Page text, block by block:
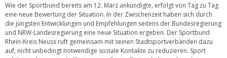
Wie der Sportbund bereits am 12. März ankündigte, erfolgt von Tag zu Tag
eine neue Bewertung der Situation. In der Zwischenzeit haben sich durch
die jüngsten Entwicklungen und Empfehlungen seitens der Bundesregierung
und NRW-Landesregierung eine neue Situation ergeben. Der Sportbund
Rhein-Kreis Neuss ruft gemeinsam mit seinen Stadtsportverbänden dazu
auf, nicht unbedingt notwendige soziale Kontakte zu reduzieren. Sport